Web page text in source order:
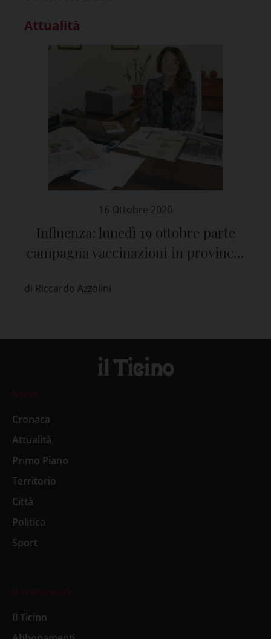
Attualità
16 Ottobre 2020
Influenza: lunedì 19 ottobre parte
campagna vaccinazioni in provincia
di Riccardo Azzolini
News
Cronaca
Attualità
Primo Piano
Territorio
Città
Politica
Sport
Il settimanale
Il Ticino